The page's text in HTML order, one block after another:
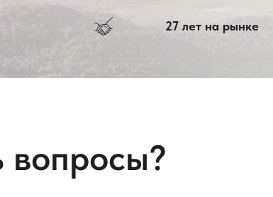
27 лет на рынке
вопросы?